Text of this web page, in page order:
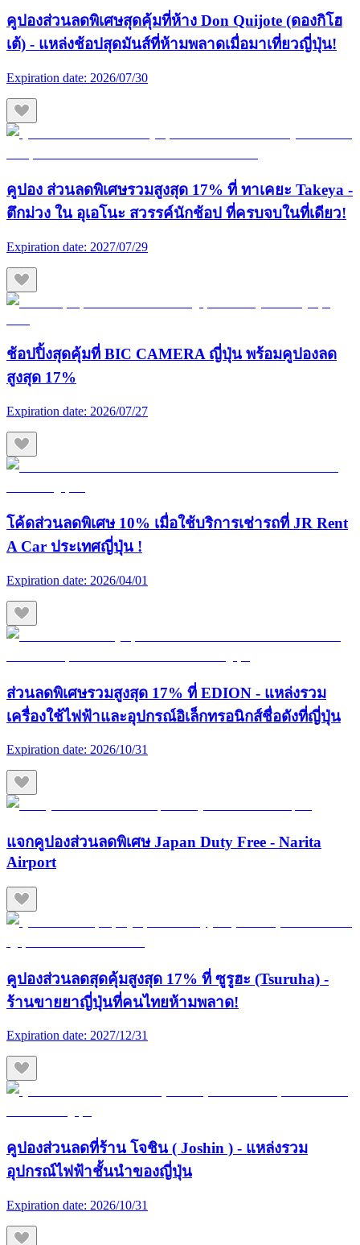
คูปองส่วนลดพิเศษสุดคุ้มที่ห้าง Don Quijote (ดองกิโฮ
เต้) - แหล่งช้อปสุดมันส์ที่ห้ามพลาดเมื่อมาเที่ยวญี่ปุ่น!
Expiration date: 2026/07/30
คูปอง ส่วนลดพิเศษรวมสูงสุด 17% ที่ ทาเคยะ Takeya -
ตึกม่วง ใน อุเอโนะ สวรรค์นักช้อป ที่ครบจบในที่เดียว!
Expiration date: 2027/07/29
ช้อปปิ้งสุดคุ้มที่ BIC CAMERA ญี่ปุ่น พร้อมคูปองลด
สูงสุด 17%
Expiration date: 2026/07/27
โค้ดส่วนลดพิเศษ 10% เมื่อใช้บริการเช่ารถที่ JR Rent
A Car ประเทศญี่ปุ่น !
Expiration date: 2026/04/01
ส่วนลดพิเศษรวมสูงสุด 17% ที่ EDION - แหล่งรวม
เครื่องใช้ไฟฟ้าและอุปกรณ์อิเล็กทรอนิกส์ชื่อดังที่ญี่ปุ่น
Expiration date: 2026/10/31
แจกคูปองส่วนลดพิเศษ Japan Duty Free - Narita
Airport
คูปองส่วนลดสุดคุ้มสูงสุด 17% ที่ ซูรูฮะ (Tsuruha) -
ร้านขายยาญี่ปุ่นที่คนไทยห้ามพลาด!
Expiration date: 2027/12/31
คูปองส่วนลดที่ร้าน โจชิน ( Joshin ) - แหล่งรวม
อุปกรณ์ไฟฟ้าชั้นนำของญี่ปุ่น
Expiration date: 2026/10/31